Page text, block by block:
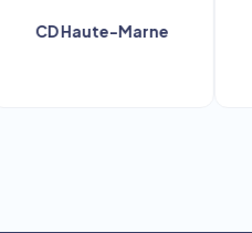
CD Haute-Marne CD